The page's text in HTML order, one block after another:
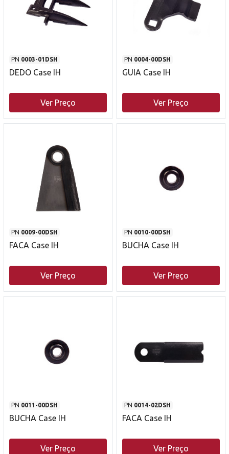
PN 0003-01DSH
DEDO Case IH
Ver Preço
PN 0004-00DSH
GUIA Case IH
Ver Preço
PN 0009-00DSH
FACA Case IH
Ver Preço
PN 0010-00DSH
BUCHA Case IH
Ver Preço
PN 0011-00DSH
BUCHA Case IH
Ver Preço
PN 0014-02DSH
FACA Case IH
Ver Preço